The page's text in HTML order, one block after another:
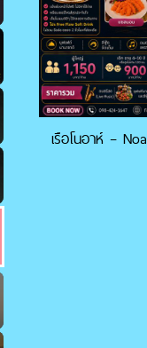
เรือโนอาห์ –